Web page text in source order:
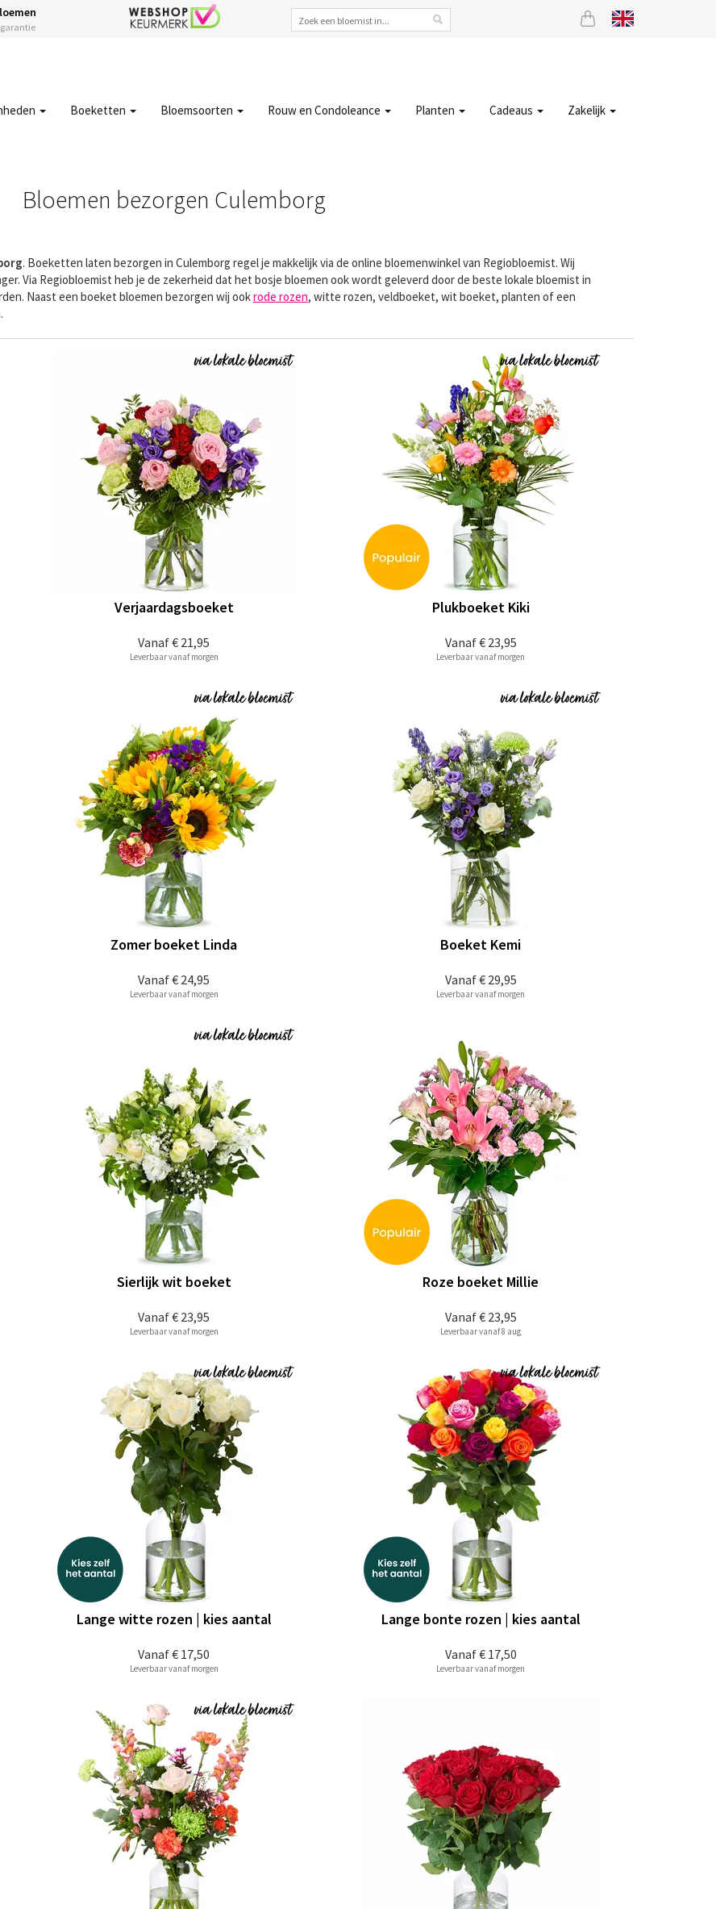
Boeketten Bloemsoorten Rouw en Condoleance Planten Cadeaus Zakelijk
Bloemen bezorgen Culemborg
. Boeketten laten bezorgen in Culemborg regel je makkelijk via de online bloemenwinkel van Regiobloemist. Wij
Via Regiobloemist heb je de zekerheid dat het bosje bloemen ook wordt geleverd door de beste lokale bloemist in
Naast een boeket bloemen bezorgen wij ookrode rozen, witte rozen, veldboeket, wit boeket, planten of een
Vanaf€ 21,95
Verjaardagsboeket
Leverbaar vanaf morgen
Vanaf€ 23,95
Plukboeket Kiki
Leverbaar vanaf morgen
Vanaf€ 24,95
Zomer boeket Linda
Leverbaar vanaf morgen
Vanaf€ 29,95
Boeket Kemi
Leverbaar vanaf morgen
Vanaf€ 23,95
Sierlijk wit boeket
Leverbaar vanaf morgen
Vanaf€ 23,95
Roze boeket Millie
Leverbaar vanaf 8 aug
Vanaf€ 17,50
Lange witte rozen | kies aantal
Leverbaar vanaf morgen
Vanaf€ 17,50
Lange bonte rozen | kies aantal
Leverbaar vanaf morgen